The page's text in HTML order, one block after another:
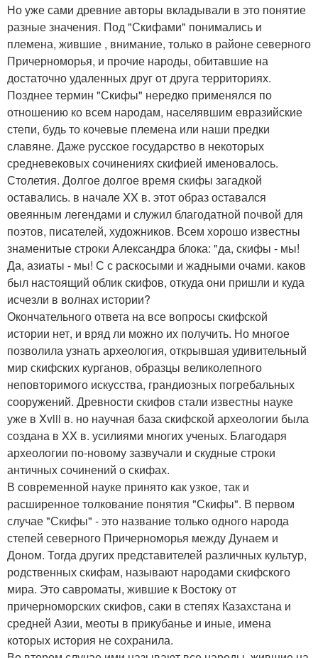
Но уже сами древние авторы вкладывали в это понятие
разные значения. Под "Скифами" понимались и
племена, жившие , внимание, только в районе северного
Причерноморья, и прочие народы, обитавшие на
достаточно удаленных друг от друга территориях.
Позднее термин "Скифы" нередко применялся по
отношению ко всем народам, населявшим евразийские
степи, будь то кочевые племена или наши предки
славяне. Даже русское государство в некоторых
средневековых сочинениях скифией именовалось.
Столетия. Долгое долгое время скифы загадкой
оставались. в начале XX в. этот образ оставался
овеянным легендами и служил благодатной почвой для
поэтов, писателей, художников. Всем хорошо известны
знаменитые строки Александра блока: "да, скифы - мы!
Да, азиаты - мы! С с раскосыми и жадными очами. каков
был настоящий облик скифов, откуда они пришли и куда
исчезли в волнах истории?
Окончательного ответа на все вопросы скифской
истории нет, и вряд ли можно их получить. Но многое
позволила узнать археология, открывшая удивительный
мир скифских курганов, образцы великолепного
неповторимого искусства, грандиозных погребальных
сооружений. Древности скифов стали известны науке
уже в Xviii в. но научная база скифской археологии была
создана в XX в. усилиями многих ученых. Благодаря
археологии по-новому зазвучали и скудные строки
античных сочинений о скифах.
В современной науке принято как узкое, так и
расширенное толкование понятия "Скифы". В первом
случае "Скифы" - это название только одного народа
степей северного Причерноморья между Дунаем и
Доном. Тогда других представителей различных культур,
родственных скифам, называют народами скифского
мира. Это савроматы, жившие к Востоку от
причерноморских скифов, саки в степях Казахстана и
средней Азии, меоты в прикубанье и иные, имена
которых история не сохранила.